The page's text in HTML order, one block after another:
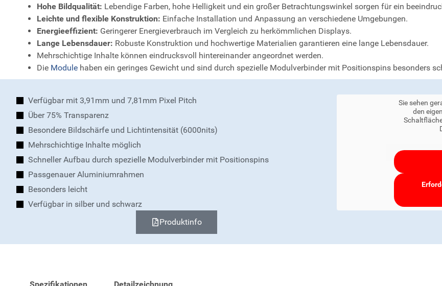
Hohe Bildqualität: Lebendige Farben, hohe Helligkeit und ein großer Betrachtungswinkel sorgen für ein
Leichte und flexible Konstruktion: Einfache Installation und Anpassung an verschiedene Umgebungen.
Energieeffizient: Geringerer Energieverbrauch im Vergleich zu herkömmlichen Displays.
Lange Lebensdauer: Robuste Konstruktion und hochwertige Materialien garantieren eine lange Lebensdauer.
Mehrschichtige Inhalte können eindrucksvoll hintereinander angeordnet werden.
Die Module haben ein geringes Gewicht und sind durch spezielle Modulverbinder mit Positionspins besonders
Verfügbar mit 3,91mm und 7,81mm Pixel Pitch
Über 75% Transparenz
Besondere Bildschärfe und Lichtintensität (6000nits)
Mehrschichtige Inhalte möglich
Schneller Aufbau durch spezielle Modulverbinder mit Positionspins
Passgenauer Aluminiumrahmen
Besonders leicht
Verfügbar in silber und schwarz
Sie sehen
den
Produktinfo